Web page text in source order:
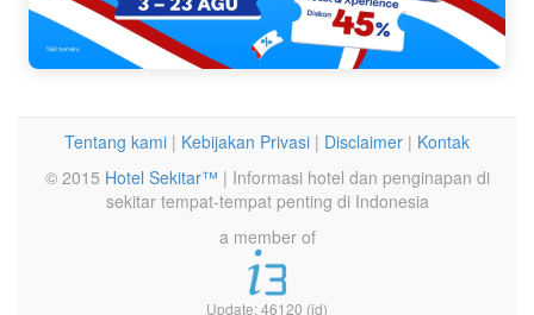
Tentang kami | Kebijakan Privasi | Disclaimer | Kontak
© 2015 Hotel Sekitar™ | Informasi hotel dan penginapan di
sekitar tempat-tempat penting di Indonesia
a member of
Update: 46120 (id)